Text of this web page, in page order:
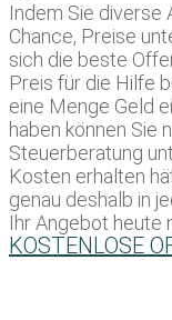
Indem Sie diverse
Chance, Preise
sich die beste
Preis für die Hilfe
eine Menge Geld
haben können Sie
Steuerberatung
Kosten erhalten
genau deshalb in
Ihr Angebot heute
KOSTENLOSE